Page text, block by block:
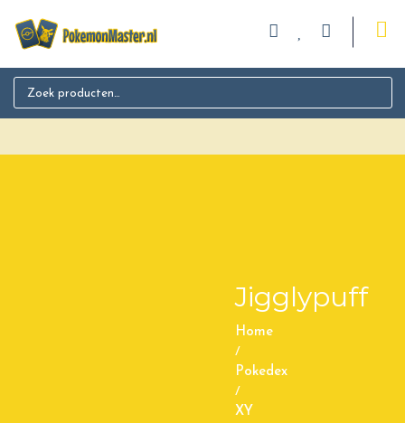
Search for:
Jigglypuff
Home
/
Pokedex
/
XY